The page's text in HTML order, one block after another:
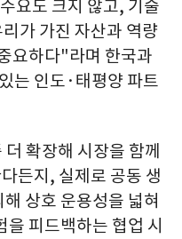
요도 크지 않고, 기술
가 가진 자산과 역량
요하다"라며 한국과
는 인도·태평양 파트
확장해 시장을 함께
든지, 실제로 공동 생
상호 운용성을 넓혀
피드백하는 협업 시